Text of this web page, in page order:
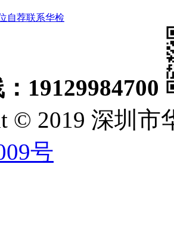
自荐联系华检
19129984700
© 2019 深圳
号